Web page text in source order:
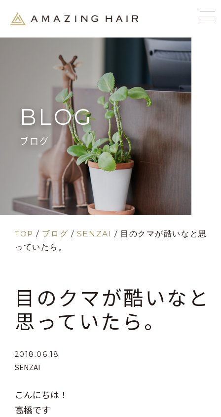
BLOG
ブログ
TOP / ブログ / SENZAI / 目のクマが酷いなと思
っていたら。
目のクマが酷いなと
思っていたら。
2018.06.18
SENZAI
こんにちは！
高橋です